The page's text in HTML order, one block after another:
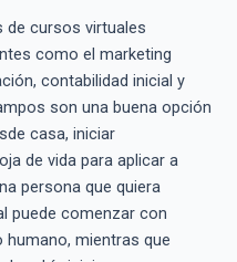
de cursos virtuales
como el marketing
contabilidad inicial y
son una buena opción
casa, iniciar
de vida para aplicar a
persona que quiera
puede comenzar con
mientras que